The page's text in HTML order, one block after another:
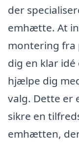
der
emhætte. At
montering fra
dig en klar
hjælpe dig
valg. Dette er
sikre en
emhætten,